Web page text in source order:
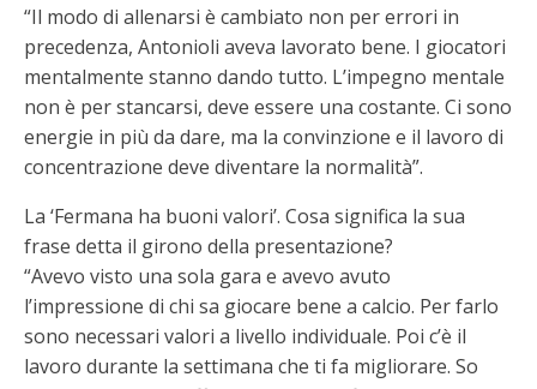
“Il modo di allenarsi è cambiato non per errori in
precedenza, Antonioli aveva lavorato bene. I giocatori
mentalmente stanno dando tutto. L’impegno mentale
non è per stancarsi, deve essere una costante. Ci sono
energie in più da dare, ma la convinzione e il lavoro di
concentrazione deve diventare la normalità”.
La ‘Fermana ha buoni valori’. Cosa significa la sua
frase detta il girono della presentazione?
“Avevo visto una sola gara e avevo avuto
l’impressione di chi sa giocare bene a calcio. Per farlo
sono necessari valori a livello individuale. Poi c’è il
lavoro durante la settimana che ti fa migliorare. So